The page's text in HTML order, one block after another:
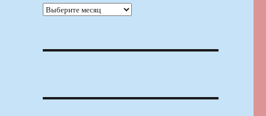
Архивы